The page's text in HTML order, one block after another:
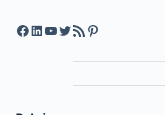
Facebook
LinkedIn
YouTube
Twitter
Feed RSSPinterest